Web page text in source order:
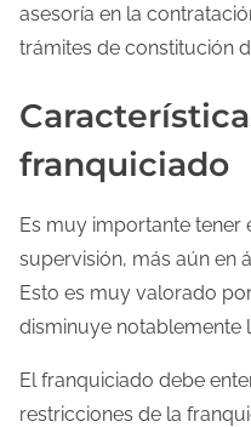
asesoría en la
trámites de constitución
franquiciado
Es muy importante tener
supervisión, más aún en
Esto es muy valorado
disminuye notablemente
El franquiciado debe
restricciones de la